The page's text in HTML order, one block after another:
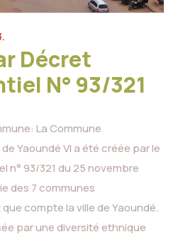
Décret
N° 93/321
La Commune
Yaoundé VI a été créée par le
n° 93/321 du 25 novembre
des 7 communes
compte la ville de Yaoundé.
par une diversité ethnique